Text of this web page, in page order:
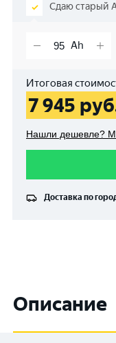
Сдаю старый
Итоговая
7 945
Нашли дешевле?
Доставка по
Описание